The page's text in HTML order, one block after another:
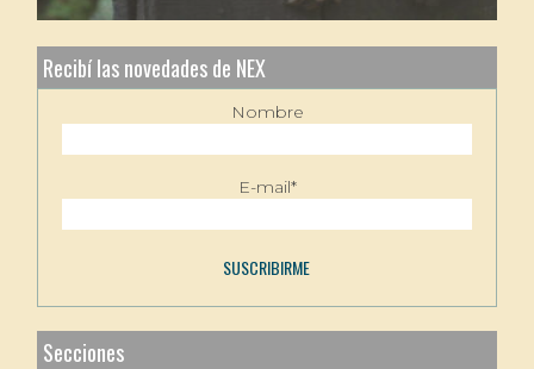
Recibí las novedades de NEX
Nombre
E-mail*
Secciones